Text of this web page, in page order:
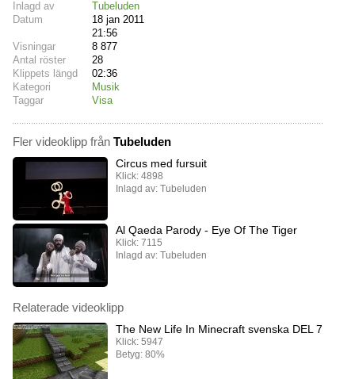
Inlagd av
Tubeluden
Datum
18 jan 2011
21:56
Visningar
8 877
Antal röster
28
Klippets längd
02:36
Kategori
Musik
Taggar
Visa
Fler videoklipp från Tubeluden
Circus med fursuit
Klick: 4898
Inlagd av: Tubeluden
Al Qaeda Parody - Eye Of The Tiger
Klick: 7115
Inlagd av: Tubeluden
Relaterade videoklipp
The New Life In Minecraft svenska DEL 7
Klick: 5947
Betyg: 80%